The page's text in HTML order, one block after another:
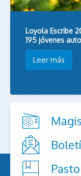
Loyola Escribe
195 jóvenes
Leer más